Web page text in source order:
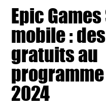
Epic
mobile :
gratuits au
2024